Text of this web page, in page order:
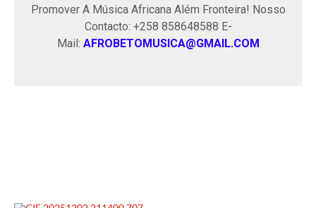
Promover A Música Africana Além Fronteira! Nosso
Contacto: +258 858648588 E-
Mail: AFROBETOMUSICA@GMAIL.COM